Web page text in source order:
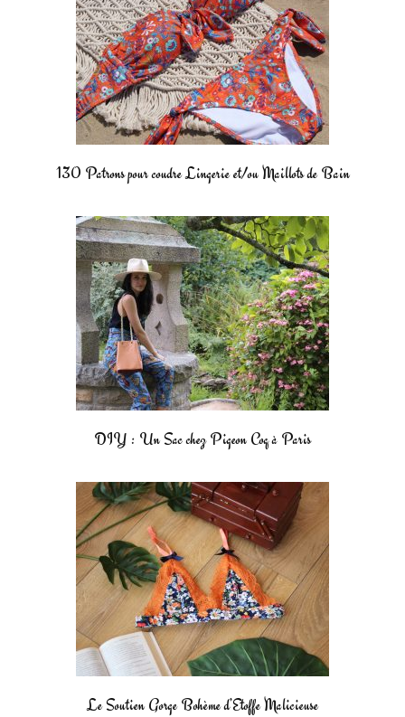
130 Patrons pour coudre Lingerie et/ou Maillots de Bain
DIY : Un Sac chez Pigeon Coq à Paris
Le Soutien Gorge Bohème d’Etoffe Malicieuse